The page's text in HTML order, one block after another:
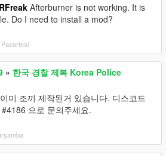
Afterburner is not working. It is
Do I need to install a mod?
» 한국 경찰 제복 Korea Police
이미 조끼 제작된거 있습니다. 디스코드
으로 문의주세요.